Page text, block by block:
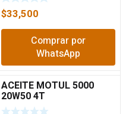
$33,500
Comprar por
WhatsApp
ACEITE MOTUL 5000
20W50 4T